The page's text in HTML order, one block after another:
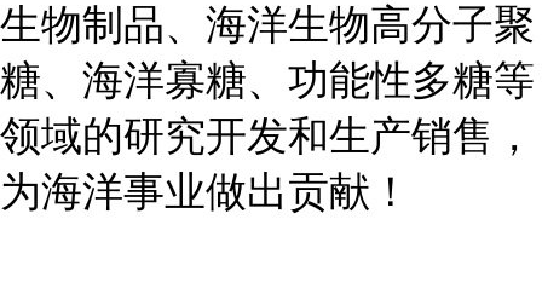
生物制品、海洋生物高分子聚
糖、海洋寡糖、功能性多糖等
领域的研究开发和生产销售，
为海洋事业做出贡献！